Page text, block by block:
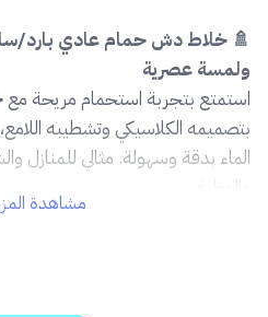
🚿 خلاط دش حمام عادي بارد/
ولمسة عصرية
استمتع بتجربة استحمام مريحة مع
بتصميمه الكلاسيكي وتشطيبه
الماء بدقة وسهولة. مثالي للمنازل
والوظيفي.
مشاهدة